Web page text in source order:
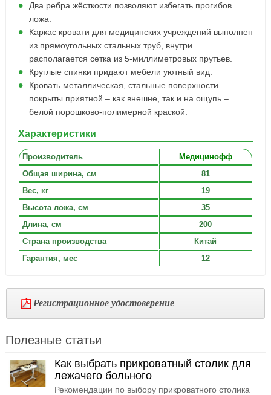
Два ребра жёсткости позволяют избегать прогибов
ложа.
Каркас кровати для медицинских учреждений выполнен
из прямоугольных стальных труб, внутри
располагается сетка из 5-миллиметровых прутьев.
Круглые спинки придают мебели уютный вид.
Кровать металлическая, стальные поверхности
покрыты приятной – как внешне, так и на ощупь –
белой порошково-полимерной краской.
Характеристики
Производитель
Медицинофф
Общая ширина, см
81
Вес, кг
19
Высота ложа, см
35
Длина, см
200
Страна производства
Китай
Гарантия, мес
12
Регистрационное удостоверение
Полезные статьи
Как выбрать прикроватный столик для
лежачего больного
Рекомендации по выбору прикроватного столика